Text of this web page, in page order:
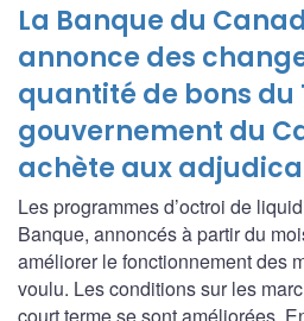
La Banque du
annonce des
quantité de bons du
gouvernement du
achète aux
Les programmes d’octroi de
Banque, annoncés à partir du
améliorer le fonctionnement des
voulu. Les conditions sur les
court terme se sont améliorées.